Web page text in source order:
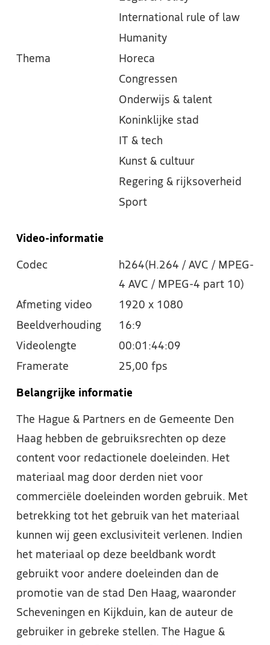
International rule of law
Humanity
Thema
Horeca
Congressen
Onderwijs & talent
Koninklijke stad
IT & tech
Kunst & cultuur
Regering & rijksoverheid
Sport
Video-informatie
Codec
h264(H.264 / AVC / MPEG-
4 AVC / MPEG-4 part 10)
Afmeting video
1920 x 1080
Beeldverhouding
16:9
Videolengte
00:01:44:09
Framerate
25,00 fps
Belangrijke informatie
The Hague & Partners en de Gemeente Den
Haag hebben de gebruiksrechten op deze
content voor redactionele doeleinden. Het
materiaal mag door derden niet voor
commerciële doeleinden worden gebruik. Met
betrekking tot het gebruik van het materiaal
kunnen wij geen exclusiviteit verlenen. Indien
het materiaal op deze beeldbank wordt
gebruikt voor andere doeleinden dan de
promotie van de stad Den Haag, waaronder
Scheveningen en Kijkduin, kan de auteur de
gebruiker in gebreke stellen. The Hague &